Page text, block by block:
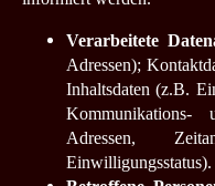
Verarbeitete
Adressen);
Inhaltsdaten (z.B.
Adressen,
Einwilligungsstatus).